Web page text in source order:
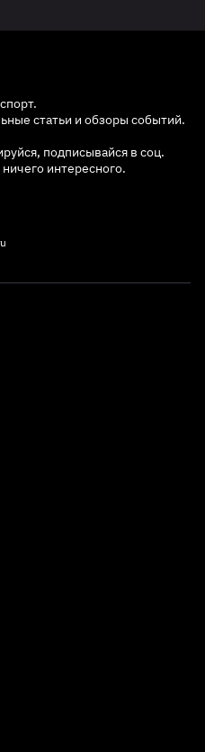
статьи и обзоры событий.
подписывайся в соц.
интересного.